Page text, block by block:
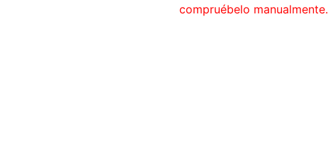
compruébelo manualmente.